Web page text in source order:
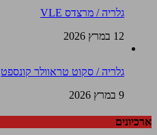
גלריה / מרצדס VLE
12 במרץ 2026
גלריה / סקוט טראוולר קונספט
9 במרץ 2026
ארכיונים